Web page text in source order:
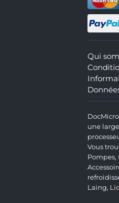
Qui
une
Vous
Pompes,
Laing,